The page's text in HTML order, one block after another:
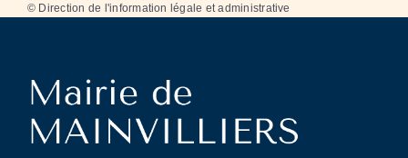
© Direction de l'information légale et administrative